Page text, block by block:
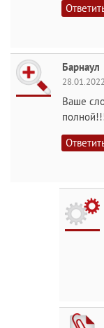
Барнаул
Ваше